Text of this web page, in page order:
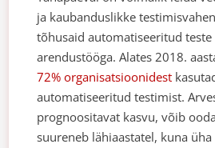
ja kaubanduslikke
tõhusaid automatiseeritud
arendustööga. Alates 2018.
72% organisatsioonidest
automatiseeritud testimist.
prognoositavat kasvu, võib
suureneb lähiaastatel, kuna